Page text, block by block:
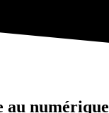
au numérique